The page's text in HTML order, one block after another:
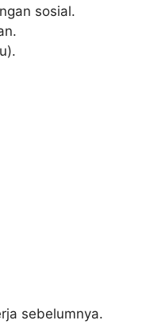
sosial.
sebelumnya.